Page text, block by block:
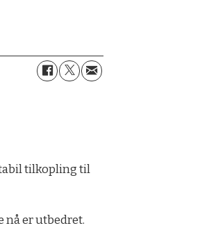
tilkopling til
nå er utbedret.